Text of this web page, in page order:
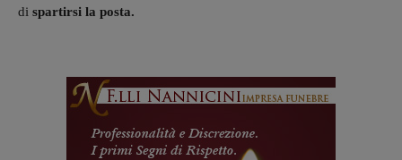
di spartirsi la posta.